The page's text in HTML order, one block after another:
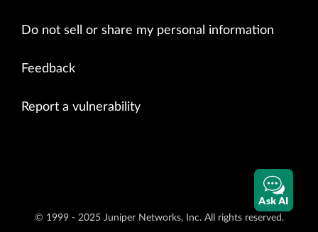
Do not sell or share my personal information
Feedback
Report a vulnerability
© 1999 - 2025 Juniper Networks, Inc. All rights reserved.
Ask AI